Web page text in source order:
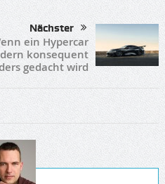
Nächster
ein Hypercar
konsequent
gedacht wird